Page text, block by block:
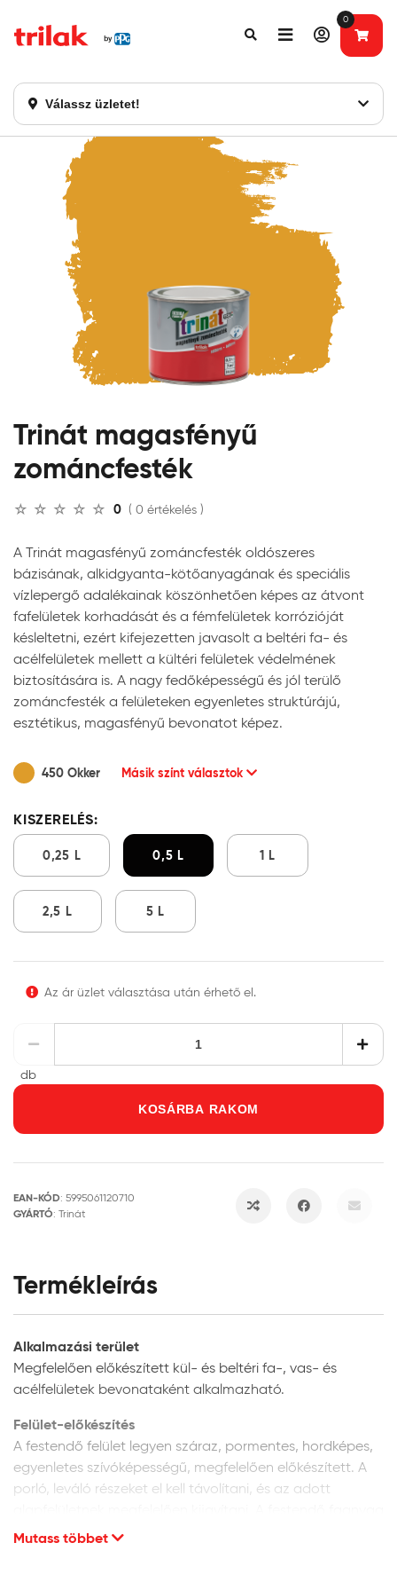
Válassz üzletet!
0
Fontos tájékoztatás!
Trinát magasfényű
zománcfesték
0 ( 0 értékelés )
A Trinát magasfényű zománcfesték oldószeres
bázisának, alkidgyanta-kötőanyagának és speciális
vízlepergő adalékainak köszönhetően képes az átvont
fafelületek korhadását és a fémfelületek korrózióját
késleltetni, ezért kifejezetten javasolt a beltéri fa- és
acélfelületek mellett a kültéri felületek védelmének
biztosítására is. A nagy fedőképességű és jól terülő
zománcfesték a felületeken egyenletes struktúrájú,
esztétikus, magasfényű bevonatot képez.
450 Okker Másik színt választok
KISZERELÉS:
0,25 L 0,5 L 1 L
2,5 L 5 L
Az ár üzlet választása után érhető el.
db
KOSÁRBA RAKOM
EAN-KÓD: 5995061120710
GYÁRTÓ: Trinát
Termékleírás
Alkalmazási terület
Megfelelően előkészített kül- és beltéri fa-, vas- és
acélfelületek bevonataként alkalmazható.
Felület-előkészítés
A festendő felület legyen száraz, pormentes, hordképes,
egyenletes szívóképességű, megfelelően előkészített. A
porló, leváló részeket el kell távolítani, és az adott
max. 5% nedvességtartalmú lehet.
Mutass többet